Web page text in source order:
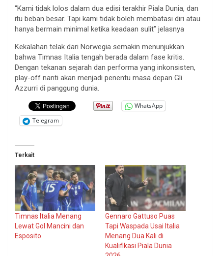
“Kami tidak lolos dalam dua edisi terakhir Piala Dunia, dan
itu beban besar. Tapi kami tidak boleh membatasi diri atau
hanya bermain minimal ketika keadaan sulit” jelasnya
Kekalahan telak dari Norwegia semakin menunjukkan
bahwa Timnas Italia tengah berada dalam fase kritis.
Dengan tekanan sejarah dan performa yang inkonsisten,
play-off nanti akan menjadi penentu masa depan Gli
Azzurri di panggung dunia.
WhatsApp
Telegram
Terkait
Timnas Italia Menang
Lewat Gol Mancini dan
Esposito
Gennaro Gattuso Puas
Tapi Waspada Usai Italia
Menang Dua Kali di
Kualifikasi Piala Dunia